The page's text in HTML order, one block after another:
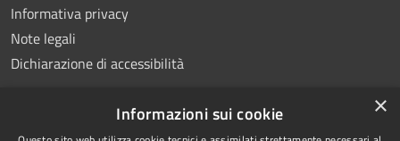
Informativa privacy
Note legali
Dichiarazione di accessibilità
×
Informazioni sui cookie